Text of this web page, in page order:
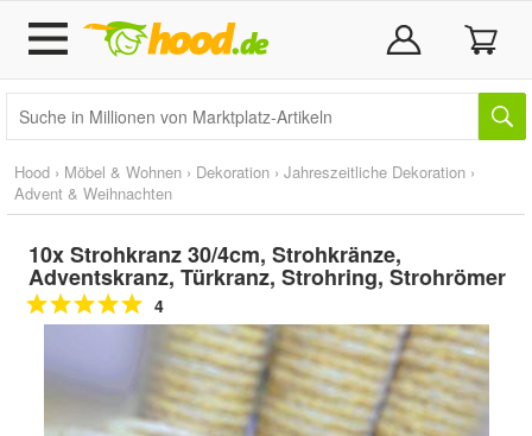
Hood › Möbel & Wohnen › Dekoration › Jahreszeitliche Dekoration ›
Advent & Weihnachten
10x Strohkranz 30/4cm, Strohkränze,
Adventskranz, Türkranz, Strohring, Strohrömer
4